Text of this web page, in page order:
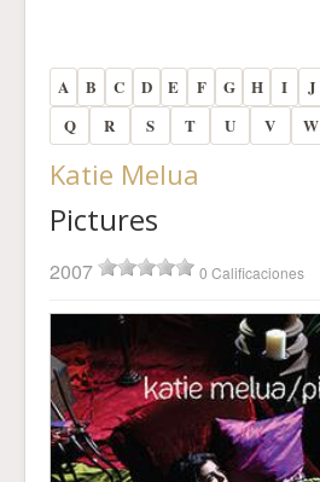
A B C D E F G H I J
Q
R S T U V W
Katie Melua
Pictures
2007 0 Calificaciones